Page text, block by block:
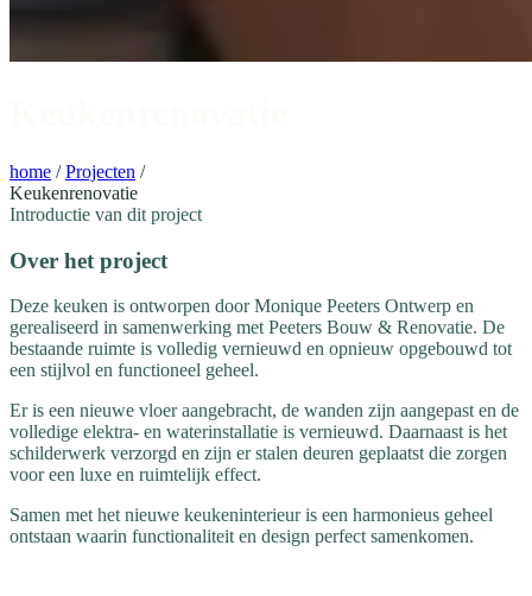
home / Projecten /
Keukenrenovatie
Introductie van dit project
Over het project
Deze keuken is ontworpen door Monique Peeters Ontwerp en
gerealiseerd in samenwerking met Peeters Bouw & Renovatie. De
bestaande ruimte is volledig vernieuwd en opnieuw opgebouwd tot
een stijlvol en functioneel geheel.
Er is een nieuwe vloer aangebracht, de wanden zijn aangepast en de
volledige elektra- en waterinstallatie is vernieuwd. Daarnaast is het
schilderwerk verzorgd en zijn er stalen deuren geplaatst die zorgen
voor een luxe en ruimtelijk effect.
Samen met het nieuwe keukeninterieur is een harmonieus geheel
ontstaan waarin functionaliteit en design perfect samenkomen.